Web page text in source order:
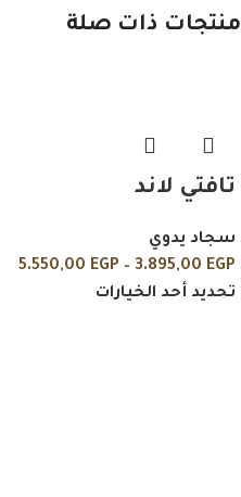
منتجات ذات صلة
تافتي لاند
سجاد يدوي
3.895,00 EGP
–
5.550,00 EGP
تحديد أحد الخيارات